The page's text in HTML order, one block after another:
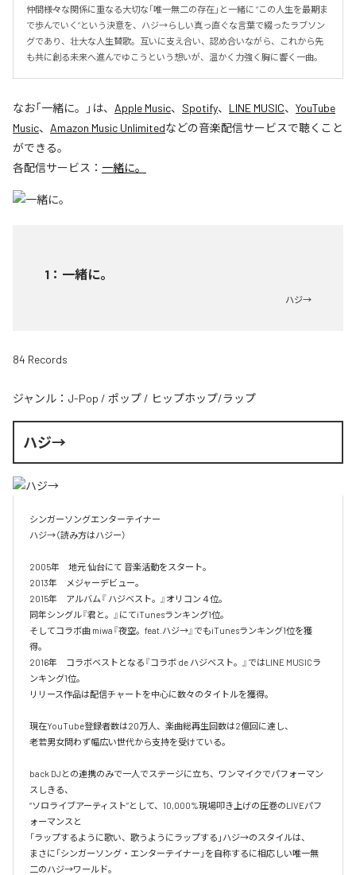
仲間――様々な関係に重なる大切な「唯一無二の存在」と一緒に “この人生を最期ま
で歩んでいく”という決意を、ハジ→らしい真っ直ぐな言葉で綴ったラブソン
グであり、壮大な人生賛歌。互いに支え合い、認め合いながら、これから先
も共に創る未来へ進んでゆこうという想いが、温かく力強く胸に響く一曲。
なお「一緒に。 」は、 Apple Music、 Spotify、 LINE MUSIC、 YouTube
Music、 Amazon Music Unlimitedなどの音楽配信サービスで聴くこと
ができる。
各配信サービス： 一緒に。
1 ： 一緒に。
ハジ→
84 Records
ジャンル： J-Pop / ポップ / ヒップホップ/ラップ
ハジ→
シンガーソングエンターテイナー
ハジ→（読み方はハジー）
2005年　地元 仙台にて 音楽活動をスタート。
2013年　メジャーデビュー。
2015年　アルバム『 ハジベスト。』オリコン４位。
同年シングル『君と。』にてiTunesランキング1位。
そしてコラボ曲 miwa『夜空。feat.ハジ→』でもiTunesランキング1位を獲
得。
2016年　コラボベストとなる『コラボ de ハジベスト。』ではLINE MUSICラ
ンキング1位。
リリース作品は配信チャートを中心に数々のタイトルを獲得。
現在YouTube登録者数は20万人、楽曲総再生回数は2億回に達し、
老若男女問わず幅広い世代から支持を受けている。
back DJとの連携のみで一人でステージに立ち、ワンマイクでパフォーマン
スしきる、
“ソロライブアーティスト”として、10,000%現場叩き上げの圧巻のLIVEパフ
ォーマンスと
「ラップするように歌い、歌うようにラップする」ハジ→のスタイルは、
まさに「シンガーソング・エンターテイナー」を自称するに相応しい唯一無
二のハジ→ワールド。